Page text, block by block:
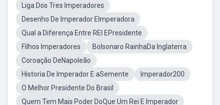
Liga Dos Tres Imperadores
Desenho De Imperador EImperadora
Qual a Diferença Entre REI EPresidente
Filhos Imperadores
Bolsonaro RainhaDa Inglaterra
Coroação DeNapoleão
Historia De Imperador E aSemente
Imperador200
O Melhor Presidente Do Brasil
Quem Tem Mais Poder DoQue Um Rei E Imperador